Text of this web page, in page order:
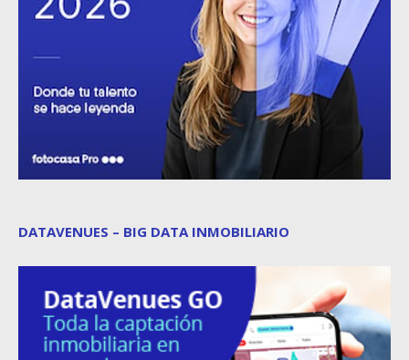
DATAVENUES – BIG DATA INMOBILIARIO